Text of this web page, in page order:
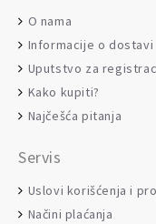
O nama
Informacije o dostavi
Uputstvo za
Kako kupiti?
Najčešća pitanja
Servis
Uslovi korišćenja i
Načini plaćanja